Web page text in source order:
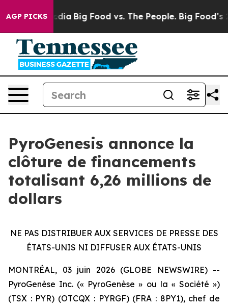
AGP PICKS
Media Big Food vs. The People. Big Food’s 239
PyroGenesis annonce la
clôture de financements
totalisant 6,26 millions de
dollars
NE PAS DISTRIBUER AUX SERVICES DE PRESSE DES
ÉTATS-UNIS NI DIFFUSER AUX ÉTATS-UNIS
MONTRÉAL, 03 juin 2026 (GLOBE NEWSWIRE) --
PyroGenèse Inc. (« PyroGenèse » ou la « Société »)
(TSX : PYR) (OTCQX : PYRGF) (FRA : 8PY1), chef de